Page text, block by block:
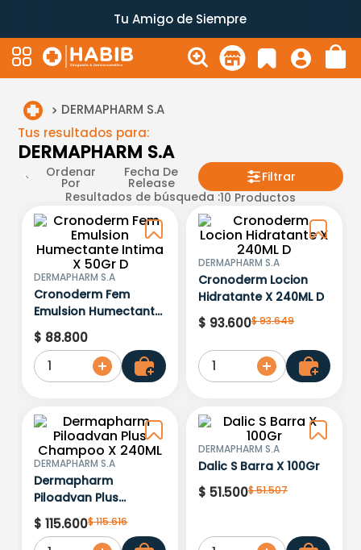
Tu Amigo de Siempre
DERMAPHARM S.A
Tus resultados para:
DERMAPHARM S.A
Ordenar
Por
Fecha De
Release
Filtrar
Resultados de búsqueda :10 Productos
DERMAPHARM S.A
Cronoderm Fem
Emulsion Humectante
Intima X 50Gr D
$ 88.800
1
DERMAPHARM S.A
Cronoderm Locion
Hidratante X 240ML D
$ 93.600$93.649
1
DERMAPHARM S.A
Dermapharm
Piloadvan Plus
Champoo X 240ML
$ 115.600$115.616
DERMAPHARM S.A
Dalic S Barra X 100Gr
$ 51.500$51.507